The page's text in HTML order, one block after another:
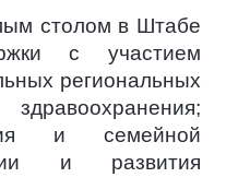
столом в Штабе
с участием
региональных
и семейной
и развития